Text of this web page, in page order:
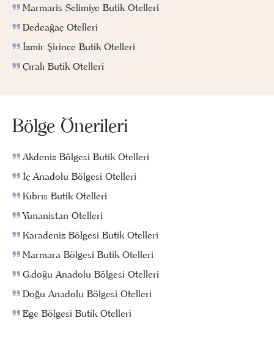
Marmaris Selimiye Butik Otelleri
Dedeağaç Otelleri
İzmir Şirince Butik Otelleri
Çıralı Butik Otelleri
Bölge Önerileri
Akdeniz Bölgesi Butik Otelleri
İç Anadolu Bölgesi Otelleri
Kıbrıs Butik Otelleri
Yunanistan Otelleri
Karadeniz Bölgesi Butik Otelleri
Marmara Bölgesi Butik Otelleri
G.doğu Anadolu Bölgesi Otelleri
Doğu Anadolu Bölgesi Otelleri
Ege Bölgesi Butik Otelleri